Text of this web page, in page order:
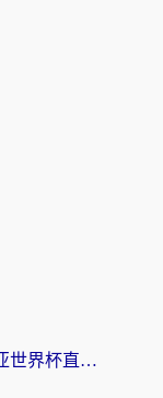
在国外怎么看美国 vs 澳大利亚世界杯直播？海外党必藏的中文解说观赛指南